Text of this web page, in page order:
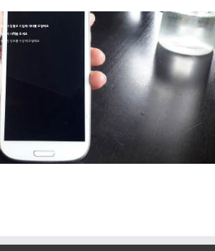
당신이 힘들고 지칠때 재미를 드릴께요
당신의 시력을 주세요
중요한 정보를 저장해 드릴께요